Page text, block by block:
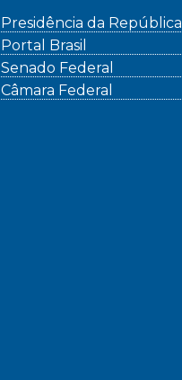
Presidência da República
Portal Brasil
Senado Federal
Câmara Federal